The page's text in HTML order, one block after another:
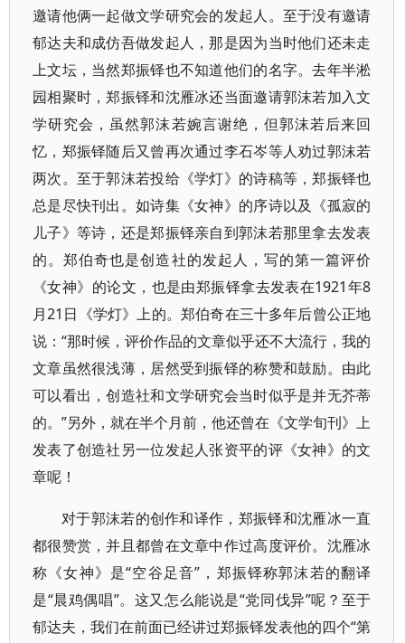
邀请他俩一起做文学研究会的发起人。至于没有邀请
郁达夫和成仿吾做发起人，那是因为当时他们还未走
上文坛，当然郑振铎也不知道他们的名字。去年半淞
园相聚时，郑振铎和沈雁冰还当面邀请郭沫若加入文
学研究会，虽然郭沫若婉言谢绝，但郭沫若后来回
忆，郑振铎随后又曾再次通过李石岑等人劝过郭沫若
两次。至于郭沫若投给《学灯》的诗稿等，郑振铎也
总是尽快刊出。如诗集《女神》的序诗以及《孤寂的
儿子》等诗，还是郑振铎亲自到郭沫若那里拿去发表
的。郑伯奇也是创造社的发起人，写的第一篇评价
《女神》的论文，也是由郑振铎拿去发表在1921年8
月21日《学灯》上的。郑伯奇在三十多年后曾公正地
说：“那时候，评价作品的文章似乎还不大流行，我的
文章虽然很浅薄，居然受到振铎的称赞和鼓励。由此
可以看出，创造社和文学研究会当时似乎是并无芥蒂
的。”另外，就在半个月前，他还曾在《文学旬刊》上
发表了创造社另一位发起人张资平的评《女神》的文
章呢！
对于郭沫若的创作和译作，郑振铎和沈雁冰一直
都很赞赏，并且都曾在文章中作过高度评价。沈雁冰
称《女神》是“空谷足音”，郑振铎称郭沫若的翻译
是“晨鸡偶唱”。这又怎么能说是“党同伐异”呢？至于
郁达夫，我们在前面已经讲过郑振铎发表他的四个“第